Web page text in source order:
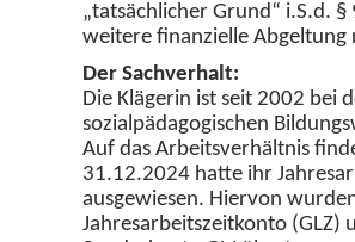
„tatsächlicher Grund“ i.S.d. §
weitere finanzielle
Der Sachverhalt:
Die Klägerin ist seit 2002 bei
sozialpädagogischen
Auf das Arbeitsverhältnis
31.12.2024 hatte ihr
ausgewiesen. Hiervon
Jahresarbeitszeitkonto (GLZ)